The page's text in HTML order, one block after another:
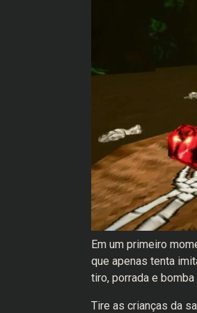
Em um primeiro
que apenas tenta
tiro, porrada e
Tire as crianças da